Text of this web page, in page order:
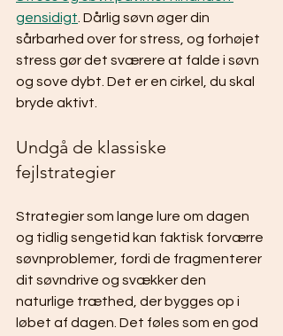
gensidigt . Dårlig søvn øger din
sårbarhed over for stress, og forhøjet
stress gør det sværere at falde i søvn
og sove dybt. Det er en cirkel, du skal
bryde aktivt.
Undgå de klassiske
fejlstrategier
Strategier som lange lure om dagen
og tidlig sengetid kan faktisk forværre
søvnproblemer, fordi de fragmenterer
dit søvndrive og svækker den
naturlige træthed, der bygges op i
løbet af dagen. Det føles som en god